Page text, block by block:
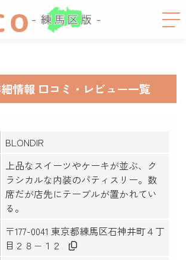
情報 口コミ・レビュー一覧
BLONDIR
上品なスイーツやケーキが並ぶ、ク
ラシカルな内装のパティスリー。数
席だが店先にテーブルが置かれてい
る。
〒177-0041 東京都練馬区石神井町４丁
目２８−１２